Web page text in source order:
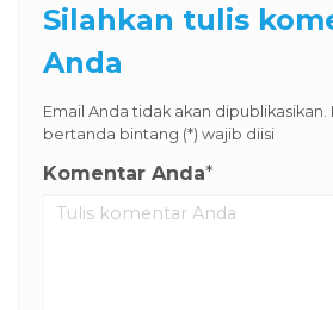
Silahkan tulis
Anda
Email Anda tidak akan
bertanda bintang (*) wajib diisi
Komentar Anda*